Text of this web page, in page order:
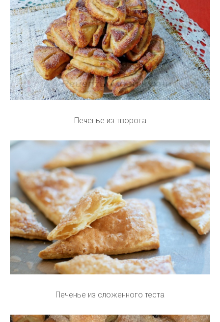
Печенье из творога
Печенье из сложенного теста